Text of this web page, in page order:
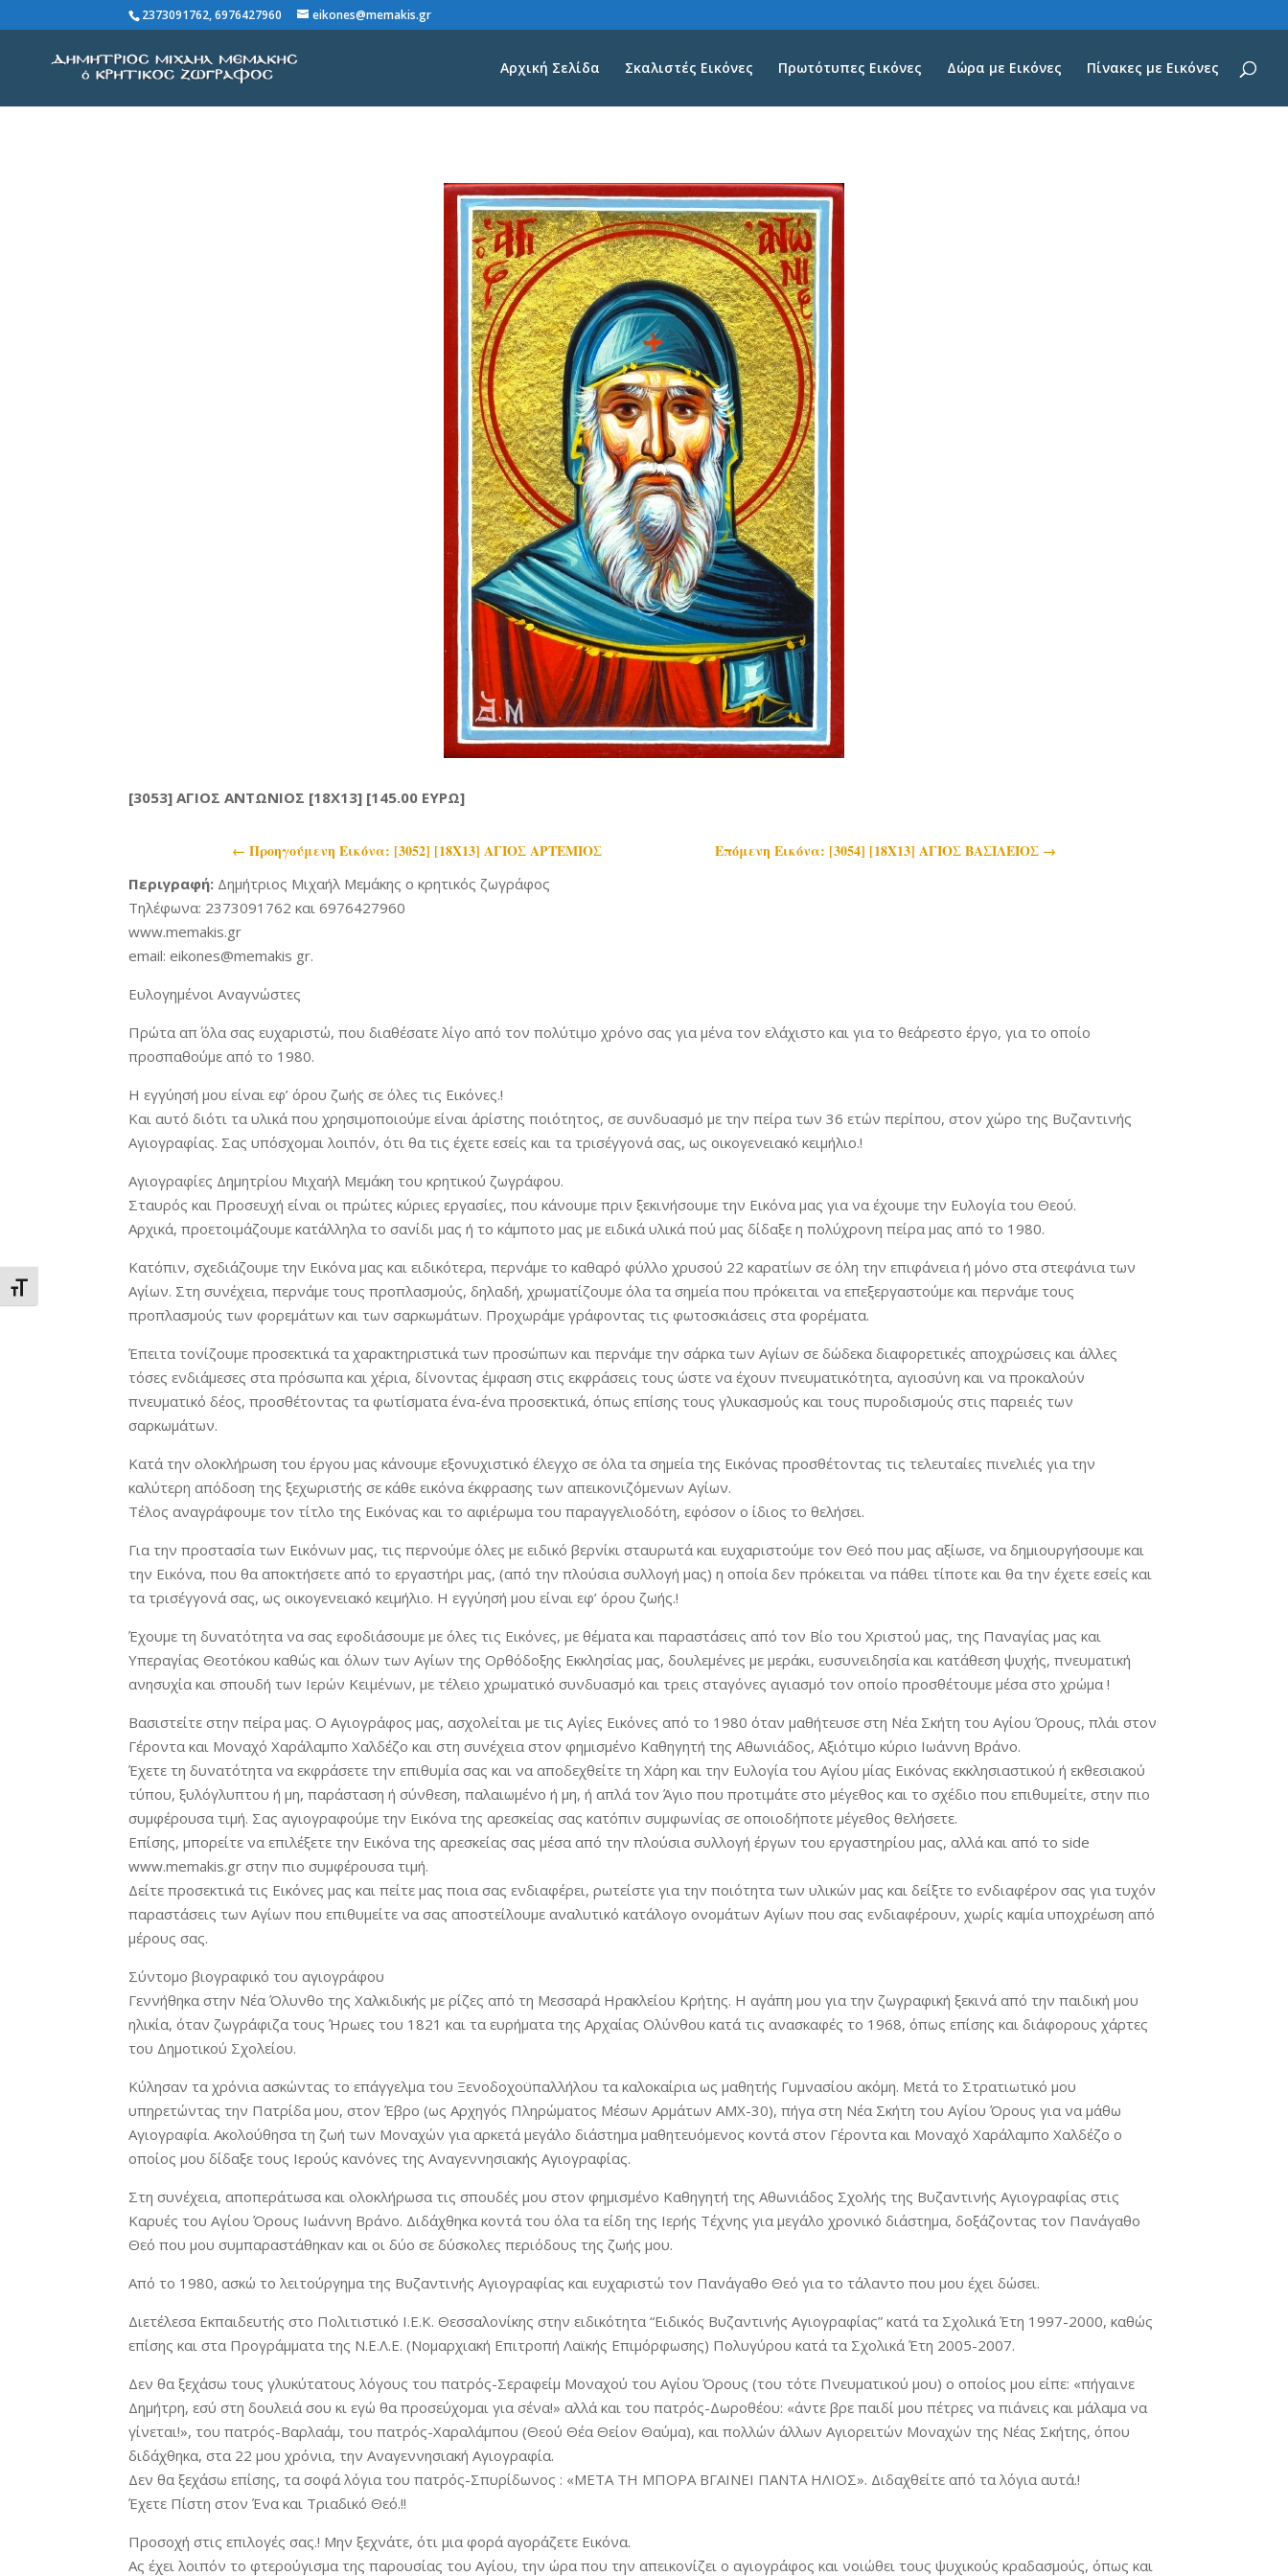
Εναλλαγή Μεγέθους Γραμμάτων
2373091762, 6976427960 eikones@memakis.gr
Αρχική Σελίδα Σκαλιστές Εικόνες Πρωτότυπες Εικόνες Δώρα με Εικόνες Πίνακες με Εικόνες
[3053] ΑΓΙΟΣ ΑΝΤΩΝΙΟΣ [18X13] [145.00 ΕΥΡΩ]
← Προηγoύμενη Εικόνα: [3052] [18Χ13] ΑΓΙΟΣ ΑΡΤΕΜΙΟΣ Επόμενη Εικόνα: [3054] [18Χ13] ΑΓΙΟΣ ΒΑΣΙΛΕΙΟΣ →
Περιγραφή: Δημήτριος Μιχαήλ Μεμάκης ο κρητικός ζωγράφος
Τηλέφωνα: 2373091762 και 6976427960
www.memakis.gr
email: eikones@memakis gr.
Ευλογημένοι Αναγνώστες
Πρώτα απ΄ όλα σας ευχαριστώ, που διαθέσατε λίγο από τον πολύτιμο χρόνο σας για μένα τον ελάχιστο και για το θεάρεστο έργο, για το οποίο
προσπαθούμε από το 1980.
Η εγγύησή μου είναι εφ’ όρου ζωής σε όλες τις Εικόνες.!
Και αυτό διότι τα υλικά που χρησιμοποιούμε είναι άρίστης ποιότητος, σε συνδυασμό με την πείρα των 36 ετών περίπου, στον χώρο της Βυζαντινής
Αγιογραφίας. Σας υπόσχομαι λοιπόν, ότι θα τις έχετε εσείς και τα τρισέγγονά σας, ως οικογενειακό κειμήλιο.!
Αγιογραφίες Δημητρίου Μιχαήλ Μεμάκη του κρητικού ζωγράφου.
Σταυρός και Προσευχή είναι οι πρώτες κύριες εργασίες, που κάνουμε πριν ξεκινήσουμε την Εικόνα μας για να έχουμε την Ευλογία του Θεού.
Αρχικά, προετοιμάζουμε κατάλληλα το σανίδι μας ή το κάμποτο μας με ειδικά υλικά πού μας δίδαξε η πολύχρονη πείρα μας από το 1980.
Κατόπιν, σχεδιάζουμε την Εικόνα μας και ειδικότερα, περνάμε το καθαρό φύλλο χρυσού 22 καρατίων σε όλη την επιφάνεια ή μόνο στα στεφάνια των
Αγίων. Στη συνέχεια, περνάμε τους προπλασμούς, δηλαδή, χρωματίζουμε όλα τα σημεία που πρόκειται να επεξεργαστούμε και περνάμε τους
προπλασμούς των φορεμάτων και των σαρκωμάτων. Προχωράμε γράφοντας τις φωτοσκιάσεις στα φορέματα.
Έπειτα τονίζουμε προσεκτικά τα χαρακτηριστικά των προσώπων και περνάμε την σάρκα των Αγίων σε δώδεκα διαφορετικές αποχρώσεις και άλλες
τόσες ενδιάμεσες στα πρόσωπα και χέρια, δίνοντας έμφαση στις εκφράσεις τους ώστε να έχουν πνευματικότητα, αγιοσύνη και να προκαλούν
πνευματικό δέος, προσθέτοντας τα φωτίσματα ένα-ένα προσεκτικά, όπως επίσης τους γλυκασμούς και τους πυροδισμούς στις παρειές των
σαρκωμάτων.
Κατά την ολοκλήρωση του έργου μας κάνουμε εξονυχιστικό έλεγχο σε όλα τα σημεία της Εικόνας προσθέτοντας τις τελευταίες πινελιές για την
καλύτερη απόδοση της ξεχωριστής σε κάθε εικόνα έκφρασης των απεικονιζόμενων Αγίων.
Τέλος αναγράφουμε τον τίτλο της Εικόνας και το αφιέρωμα του παραγγελιοδότη, εφόσον ο ίδιος το θελήσει.
Για την προστασία των Εικόνων μας, τις περνούμε όλες με ειδικό βερνίκι σταυρωτά και ευχαριστούμε τον Θεό που μας αξίωσε, να δημιουργήσουμε και
την Εικόνα, που θα αποκτήσετε από το εργαστήρι μας, (από την πλούσια συλλογή μας) η οποία δεν πρόκειται να πάθει τίποτε και θα την έχετε εσείς και
τα τρισέγγονά σας, ως οικογενειακό κειμήλιο. Η εγγύησή μου είναι εφ’ όρου ζωής.!
Έχουμε τη δυνατότητα να σας εφοδιάσουμε με όλες τις Εικόνες, με θέματα και παραστάσεις από τον Βίο του Χριστού μας, της Παναγίας μας και
Υπεραγίας Θεοτόκου καθώς και όλων των Αγίων της Ορθόδοξης Εκκλησίας μας, δουλεμένες με μεράκι, ευσυνειδησία και κατάθεση ψυχής, πνευματική
ανησυχία και σπουδή των Ιερών Κειμένων, με τέλειο χρωματικό συνδυασμό και τρεις σταγόνες αγιασμό τον οποίο προσθέτουμε μέσα στο χρώμα !
Βασιστείτε στην πείρα μας. Ο Αγιογράφος μας, ασχολείται με τις Αγίες Εικόνες από το 1980 όταν μαθήτευσε στη Νέα Σκήτη του Αγίου Όρους, πλάι στον
Γέροντα και Μοναχό Χαράλαμπο Χαλδέζο και στη συνέχεια στον φημισμένο Καθηγητή της Αθωνιάδος, Αξιότιμο κύριο Ιωάννη Βράνο.
Έχετε τη δυνατότητα να εκφράσετε την επιθυμία σας και να αποδεχθείτε τη Χάρη και την Ευλογία του Αγίου μίας Εικόνας εκκλησιαστικού ή εκθεσιακού
τύπου, ξυλόγλυπτου ή μη, παράσταση ή σύνθεση, παλαιωμένο ή μη, ή απλά τον Άγιο που προτιμάτε στο μέγεθος και το σχέδιο που επιθυμείτε, στην πιο
συμφέρουσα τιμή. Σας αγιογραφούμε την Εικόνα της αρεσκείας σας κατόπιν συμφωνίας σε οποιοδήποτε μέγεθος θελήσετε.
Επίσης, μπορείτε να επιλέξετε την Εικόνα της αρεσκείας σας μέσα από την πλούσια συλλογή έργων του εργαστηρίου μας, αλλά και από το side
www.memakis.gr στην πιο συμφέρουσα τιμή.
Δείτε προσεκτικά τις Εικόνες μας και πείτε μας ποια σας ενδιαφέρει, ρωτείστε για την ποιότητα των υλικών μας και δείξτε το ενδιαφέρον σας για τυχόν
παραστάσεις των Αγίων που επιθυμείτε να σας αποστείλουμε αναλυτικό κατάλογο ονομάτων Αγίων που σας ενδιαφέρουν, χωρίς καμία υποχρέωση από
μέρους σας.
Σύντομο βιογραφικό του αγιογράφου
Γεννήθηκα στην Νέα Όλυνθο της Χαλκιδικής με ρίζες από τη Μεσσαρά Ηρακλείου Κρήτης. Η αγάπη μου για την ζωγραφική ξεκινά από την παιδική μου
ηλικία, όταν ζωγράφιζα τους Ήρωες του 1821 και τα ευρήματα της Αρχαίας Ολύνθου κατά τις ανασκαφές το 1968, όπως επίσης και διάφορους χάρτες
του Δημοτικού Σχολείου.
Κύλησαν τα χρόνια ασκώντας το επάγγελμα του Ξενοδοχοϋπαλλήλου τα καλοκαίρια ως μαθητής Γυμνασίου ακόμη. Μετά το Στρατιωτικό μου
υπηρετώντας την Πατρίδα μου, στον Έβρο (ως Αρχηγός Πληρώματος Μέσων Αρμάτων ΑΜΧ-30), πήγα στη Νέα Σκήτη του Αγίου Όρους για να μάθω
Αγιογραφία. Ακολούθησα τη ζωή των Μοναχών για αρκετά μεγάλο διάστημα μαθητευόμενος κοντά στον Γέροντα και Μοναχό Χαράλαμπο Χαλδέζο ο
οποίος μου δίδαξε τους Ιερούς κανόνες της Αναγεννησιακής Αγιογραφίας.
Στη συνέχεια, αποπεράτωσα και ολοκλήρωσα τις σπουδές μου στον φημισμένο Καθηγητή της Αθωνιάδος Σχολής της Βυζαντινής Αγιογραφίας στις
Καρυές του Αγίου Όρους Ιωάννη Βράνο. Διδάχθηκα κοντά του όλα τα είδη της Ιερής Τέχνης για μεγάλο χρονικό διάστημα, δοξάζοντας τον Πανάγαθο
Θεό που μου συμπαραστάθηκαν και οι δύο σε δύσκολες περιόδους της ζωής μου.
Από το 1980, ασκώ το λειτούργημα της Βυζαντινής Αγιογραφίας και ευχαριστώ τον Πανάγαθο Θεό για το τάλαντο που μου έχει δώσει.
Διετέλεσα Εκπαιδευτής στο Πολιτιστικό Ι.Ε.Κ. Θεσσαλονίκης στην ειδικότητα “Ειδικός Βυζαντινής Αγιογραφίας” κατά τα Σχολικά Έτη 1997-2000, καθώς
επίσης και στα Προγράμματα της Ν.Ε.Λ.Ε. (Νομαρχιακή Επιτροπή Λαϊκής Επιμόρφωσης) Πολυγύρου κατά τα Σχολικά Έτη 2005-2007.
Δεν θα ξεχάσω τους γλυκύτατους λόγους του πατρός-Σεραφείμ Μοναχού του Αγίου Όρους (του τότε Πνευματικού μου) ο οποίος μου είπε: «πήγαινε
Δημήτρη, εσύ στη δουλειά σου κι εγώ θα προσεύχομαι για σένα!» αλλά και του πατρός-Δωροθέου: «άντε βρε παιδί μου πέτρες να πιάνεις και μάλαμα να
γίνεται!», του πατρός-Βαρλαάμ, του πατρός-Χαραλάμπου (Θεού Θέα Θείον Θαύμα), και πολλών άλλων Αγιορειτών Μοναχών της Νέας Σκήτης, όπου
διδάχθηκα, στα 22 μου χρόνια, την Αναγεννησιακή Αγιογραφία.
Δεν θα ξεχάσω επίσης, τα σοφά λόγια του πατρός-Σπυρίδωνος : «ΜΕΤΑ ΤΗ ΜΠΟΡΑ ΒΓΑΙΝΕΙ ΠΑΝΤΑ ΗΛΙΟΣ». Διδαχθείτε από τα λόγια αυτά.!
Έχετε Πίστη στον Ένα και Τριαδικό Θεό.!!
Προσοχή στις επιλογές σας.! Μην ξεχνάτε, ότι μια φορά αγοράζετε Εικόνα.
Ας έχει λοιπόν το φτερούγισμα της παρουσίας του Αγίου, την ώρα που την απεικονίζει ο αγιογράφος και νοιώθει τους ψυχικούς κραδασμούς, όπως και